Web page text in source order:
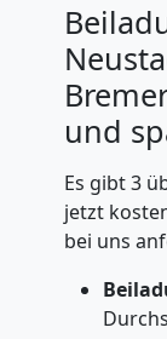
und
Es gibt 3
jetzt
bei uns